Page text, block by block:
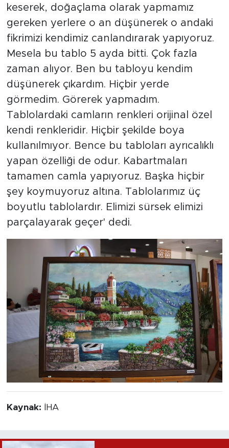
keserek, doğaçlama olarak yapmamız
gereken yerlere o an düşünerek o andaki
fikrimizi kendimiz canlandırarak yapıyoruz.
Mesela bu tablo 5 ayda bitti. Çok fazla
zaman alıyor. Ben bu tabloyu kendim
düşünerek çıkardım. Hiçbir yerde
görmedim. Görerek yapmadım.
Tablolardaki camların renkleri orijinal özel
kendi renkleridir. Hiçbir şekilde boya
kullanılmıyor. Bence bu tabloları ayrıcalıklı
yapan özelliği de odur. Kabartmaları
tamamen camla yapıyoruz. Başka hiçbir
şey koymuyoruz altına. Tablolarımız üç
boyutlu tablolardır. Elimizi sürsek elimizi
parçalayarak geçer' dedi.
Kaynak: İHA